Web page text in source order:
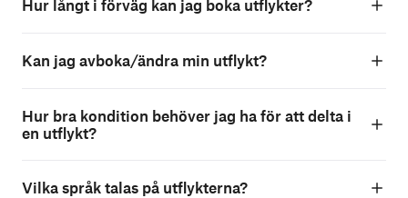
Hur långt i förväg kan jag boka utflykter?
Kan jag avboka/ändra min utflykt?
Hur bra kondition behöver jag ha för att delta i
en utflykt?
Vilka språk talas på utflykterna?